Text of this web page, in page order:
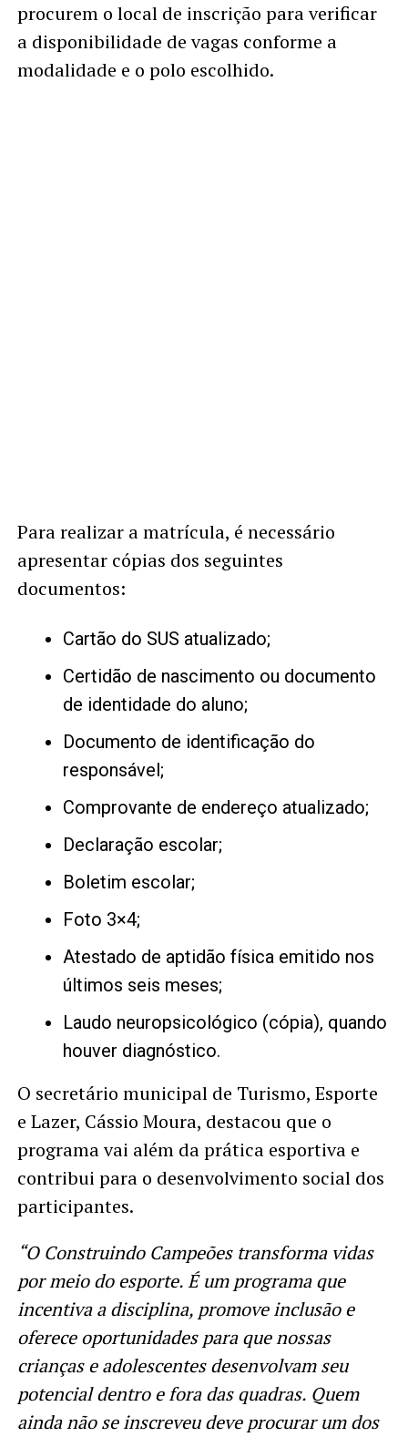
procurem o local de inscrição para verificar
a disponibilidade de vagas conforme a
modalidade e o polo escolhido.
Para realizar a matrícula, é necessário
apresentar cópias dos seguintes
documentos:
Cartão do SUS atualizado;
Certidão de nascimento ou documento
de identidade do aluno;
Documento de identificação do
responsável;
Comprovante de endereço atualizado;
Declaração escolar;
Boletim escolar;
Foto 3×4;
Atestado de aptidão física emitido nos
últimos seis meses;
Laudo neuropsicológico (cópia), quando
houver diagnóstico.
O secretário municipal de Turismo, Esporte
e Lazer, Cássio Moura, destacou que o
programa vai além da prática esportiva e
contribui para o desenvolvimento social dos
participantes.
“O Construindo Campeões transforma vidas
por meio do esporte. É um programa que
incentiva a disciplina, promove inclusão e
oferece oportunidades para que nossas
crianças e adolescentes desenvolvam seu
potencial dentro e fora das quadras. Quem
ainda não se inscreveu deve procurar um dos